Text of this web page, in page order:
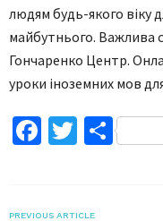
людям будь-якого віку
майбутнього. Важлива
Гончаренко Центр.
уроки іноземних мов
Facebook
Twitter
PREVIOUS ARTICLE